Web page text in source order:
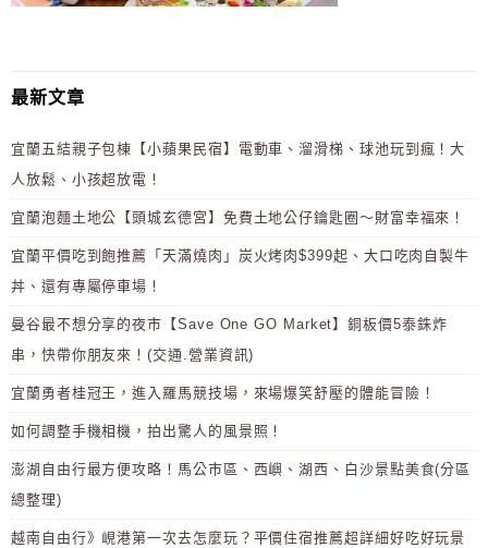
最新文章
宜蘭五結親子包棟【小蘋果民宿】電動車、溜滑梯、球池玩到瘋！大
人放鬆、小孩超放電！
宜蘭泡麵土地公【頭城玄德宮】免費土地公仔鑰匙圈～財富幸福來！
宜蘭平價吃到飽推薦「天滿燒肉」炭火烤肉$399起、大口吃肉自製牛
丼、還有專屬停車場！
曼谷最不想分享的夜市【Save One GO Market】銅板價5泰銖炸
串，快帶你朋友來！(交通.營業資訊)
宜蘭勇者桂冠王，進入羅馬競技場，來場爆笑舒壓的體能冒險！
如何調整手機相機，拍出驚人的風景照！
澎湖自由行最方便攻略！馬公市區、西嶼、湖西、白沙景點美食(分區
總整理)
越南自由行》峴港第一次去怎麼玩？平價住宿推薦超詳細好吃好玩景